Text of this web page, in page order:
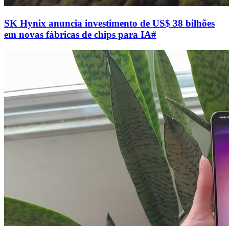
SK Hynix anuncia investimento de US$ 38 bilhões
em novas fábricas de chips para IA#